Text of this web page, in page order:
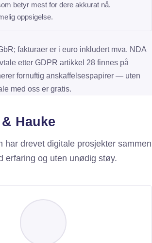
betyr mest for dere akkurat nå.
oppsigelse.
fakturaer er i euro inkludert mva. NDA
etter GDPR artikkel 28 finnes på
fornuftig anskaffelsespapirer — uten
med oss er gratis.
Hauke
har drevet digitale prosjekter sammen
erfaring og uten unødig støy.